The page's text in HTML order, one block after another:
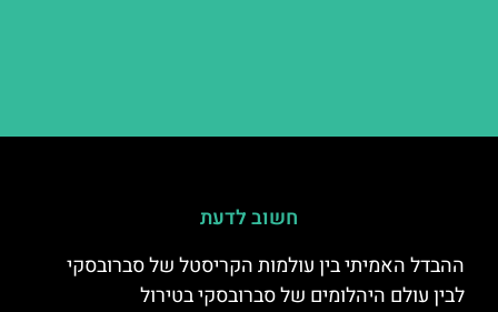
חשוב לדעת
ההבדל האמיתי בין עולמות הקריסטל של סברובסקי
לבין עולם היהלומים של סברובסקי בטירול